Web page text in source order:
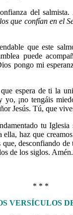
del
los que confían en el
que este
puede
pongo mi
espera de ti la
¡no tengáis
Jesús. Tú, que
tu
haz que
desconfiando
de los siglos. Amén.
* * *
VERSÍCULOS